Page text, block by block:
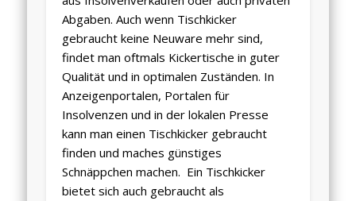
Abgaben. Auch wenn Tischkicker
gebraucht keine Neuware mehr sind,
findet man oftmals Kickertische in guter
Qualität und in optimalen Zuständen. In
Anzeigenportalen, Portalen für
Insolvenzen und in der lokalen Presse
kann man einen Tischkicker gebraucht
finden und maches günstiges
Schnäppchen machen. Ein Tischkicker
bietet sich auch gebraucht als